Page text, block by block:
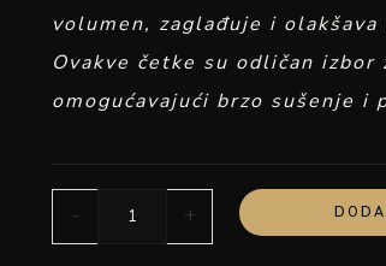
volumen, zaglađuje i
Ovakve četke su odličan izbor
omogućavajući brzo sušenje
- +